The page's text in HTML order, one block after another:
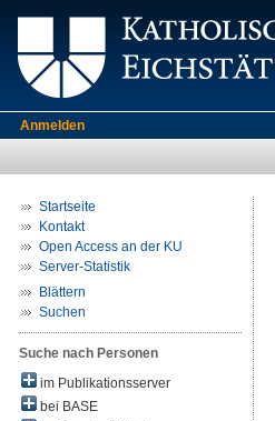
Anmelden
Startseite
Kontakt
Open Access an der KU
Server-Statistik
Blättern
Suchen
Suche nach Personen
im Publikationsserver
bei BASE